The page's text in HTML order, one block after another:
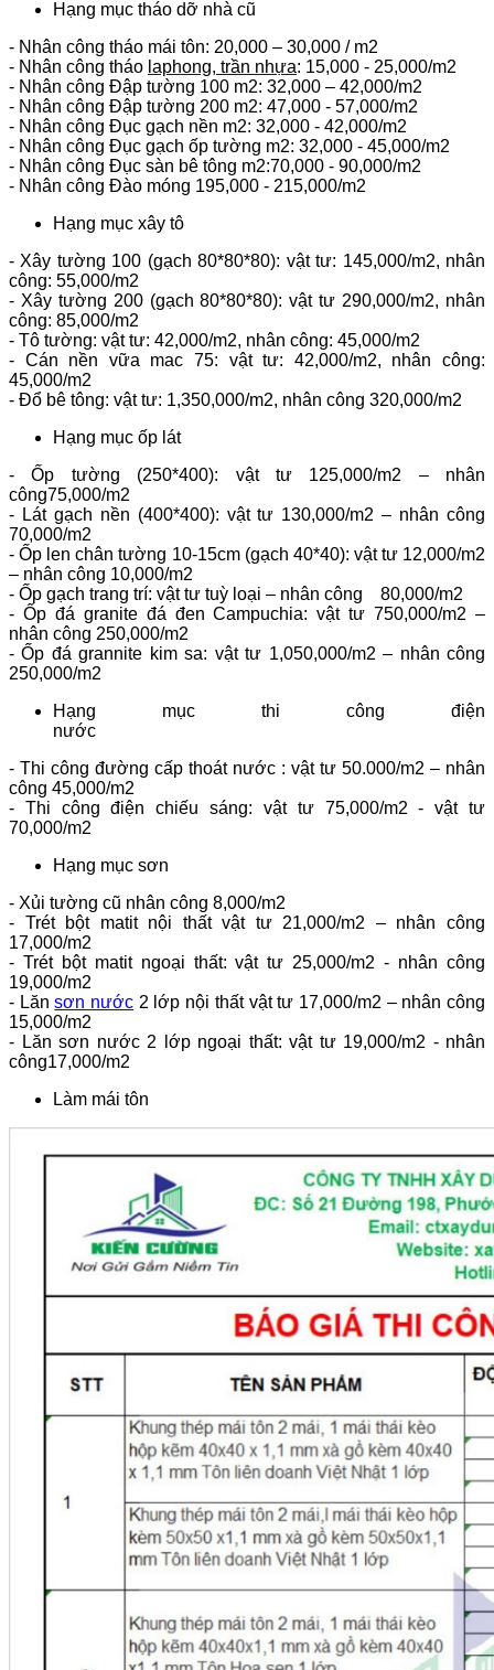
Hạng mục tháo dỡ nhà cũ
- Nhân công tháo mái tôn: 20,000 – 30,000 / m2
- Nhân công tháo laphong, trần nhựa: 15,000 - 25,000/m2
- Nhân công Đập tường 100 m2: 32,000 – 42,000/m2
- Nhân công Đập tường 200 m2: 47,000 - 57,000/m2
- Nhân công Đục gạch nền m2: 32,000 - 42,000/m2
- Nhân công Đục gạch ốp tường m2: 32,000 - 45,000/m2
- Nhân công Đục sàn bê tông m2:70,000 - 90,000/m2
- Nhân công Đào móng 195,000 - 215,000/m2
Hạng mục xây tô
- Xây tường 100 (gạch 80*80*80): vật tư: 145,000/m2, nhân
công: 55,000/m2
- Xây tường 200 (gạch 80*80*80): vật tư 290,000/m2, nhân
công: 85,000/m2
- Tô tường: vật tư: 42,000/m2, nhân công: 45,000/m2
- Cán nền vữa mac 75: vật tư: 42,000/m2, nhân công:
45,000/m2
- Đổ bê tông: vật tư: 1,350,000/m2, nhân công 320,000/m2
Hạng mục ốp lát
- Ốp tường (250*400): vật tư 125,000/m2 – nhân
công75,000/m2
- Lát gạch nền (400*400): vật tư 130,000/m2 – nhân công
70,000/m2
- Ốp len chân tường 10-15cm (gạch 40*40): vật tư 12,000/m2
– nhân công 10,000/m2
- Ốp gạch trang trí: vật tư tuỳ loại – nhân công 80,000/m2
- Ốp đá granite đá đen Campuchia: vật tư 750,000/m2 –
nhân công 250,000/m2
- Ốp đá grannite kim sa: vật tư 1,050,000/m2 – nhân công
250,000/m2
Hạng mục thi công điện
nước
- Thi công đường cấp thoát nước : vật tư 50.000/m2 – nhân
công 45,000/m2
- Thi công điện chiếu sáng: vật tư 75,000/m2 - vật tư
70,000/m2
Hạng mục sơn
- Xủi tường cũ nhân công 8,000/m2
- Trét bột matit nội thất vật tư 21,000/m2 – nhân công
17,000/m2
- Trét bột matit ngoại thất: vật tư 25,000/m2 - nhân công
19,000/m2
- Lănsơn nước 2 lớp nội thất vật tư 17,000/m2 – nhân công
15,000/m2
- Lăn sơn nước 2 lớp ngoại thất: vật tư 19,000/m2 - nhân
công17,000/m2
Làm mái tôn